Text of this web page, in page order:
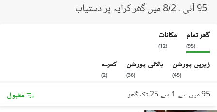
95 آئی ۔ 8/2 میں گھر کرایہ پر دستیاب
گھر تمام
(
95
)
مکانات
(
12
)
زیریں پورشن
(
45
)
بالائی پورشن
(
36
)
کمرے
(
2
)
95 میں سے 1 سے 25 تک گھر مقبول